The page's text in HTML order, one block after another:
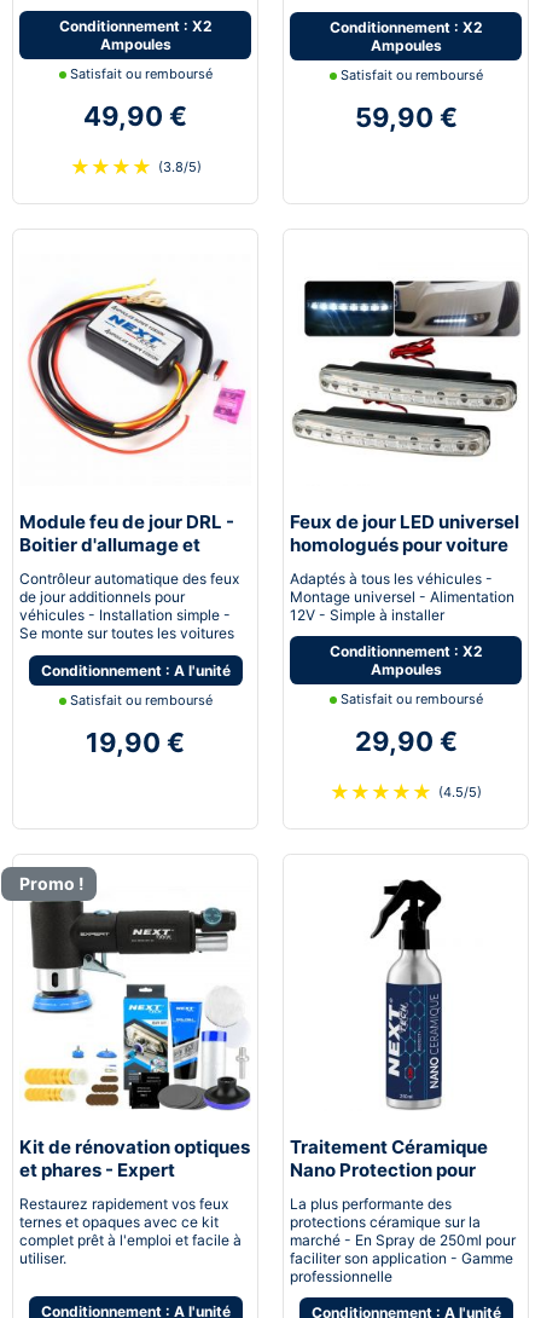
Conditionnement : X2
Ampoules
Satisfait ou remboursé
49,90 €
★ ★ ★ ★ (3.8/5)
Conditionnement : X2
Ampoules
Satisfait ou remboursé
59,90 €
Module feu de jour DRL -
Boitier d'allumage et
extinction automatique
pour feux de jour Led
Contrôleur automatique des feux
de jour additionnels pour
véhicules - Installation simple -
Se monte sur toutes les voitures
Conditionnement : A l'unité
Satisfait ou remboursé
19,90 €
Feux de jour LED universel
homologués pour voiture
moto quad
Adaptés à tous les véhicules -
Montage universel - Alimentation
12V - Simple à installer
Conditionnement : X2
Ampoules
Satisfait ou remboursé
29,90 €
★ ★ ★ ★ ★ (4.5/5)
Promo !
Kit de rénovation optiques
et phares - Expert
Restaurez rapidement vos feux
ternes et opaques avec ce kit
complet prêt à l'emploi et facile à
utiliser.
Conditionnement : A l'unité
Traitement Céramique
Nano Protection pour
La plus performante des
protections céramique sur la
marché - En Spray de 250ml pour
faciliter son application - Gamme
professionnelle
Conditionnement : A l'unité